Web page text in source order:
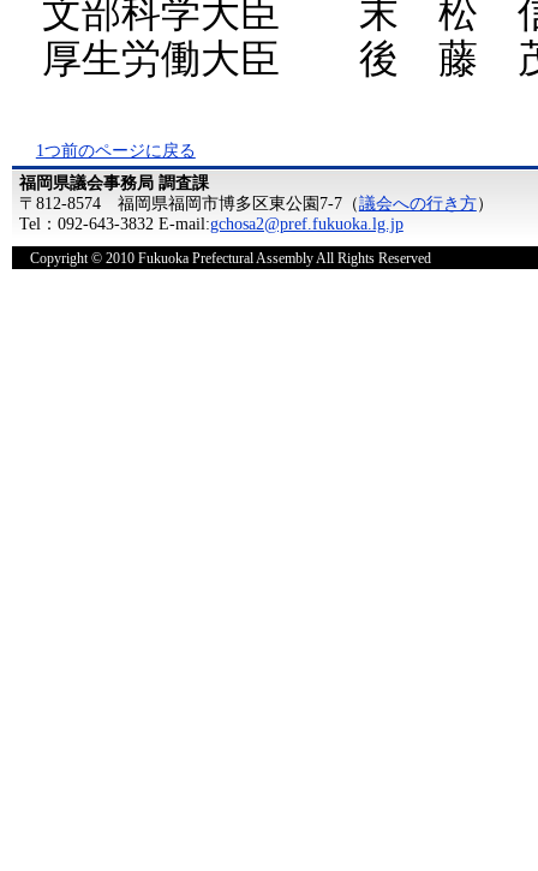
文部科学大臣 末 松
厚生労働大臣 後 藤
1つ前のページに戻る
福岡県議会事務局 調査課
〒812-8574 福岡県福岡市博多区東公園7-7（議会への行き方）
Tel：092-643-3832 E-mail:gchosa2@pref.fukuoka.lg.jp
Copyright © 2010 Fukuoka Prefectural Assembly All Rights Reserved